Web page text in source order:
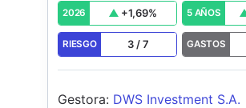
2026 +1,69% 5 AÑOS
RIESGO 3 /7 GASTOS
Gestora: DWS Investment S.A.